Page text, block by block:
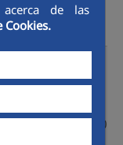
de las
Cookies.
nº 4 - 03360